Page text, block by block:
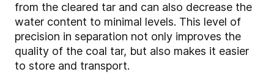
from the cleared tar and can also decrease the
water content to minimal levels. This level of
precision in separation not only improves the
quality of the coal tar, but also makes it easier
to store and transport.